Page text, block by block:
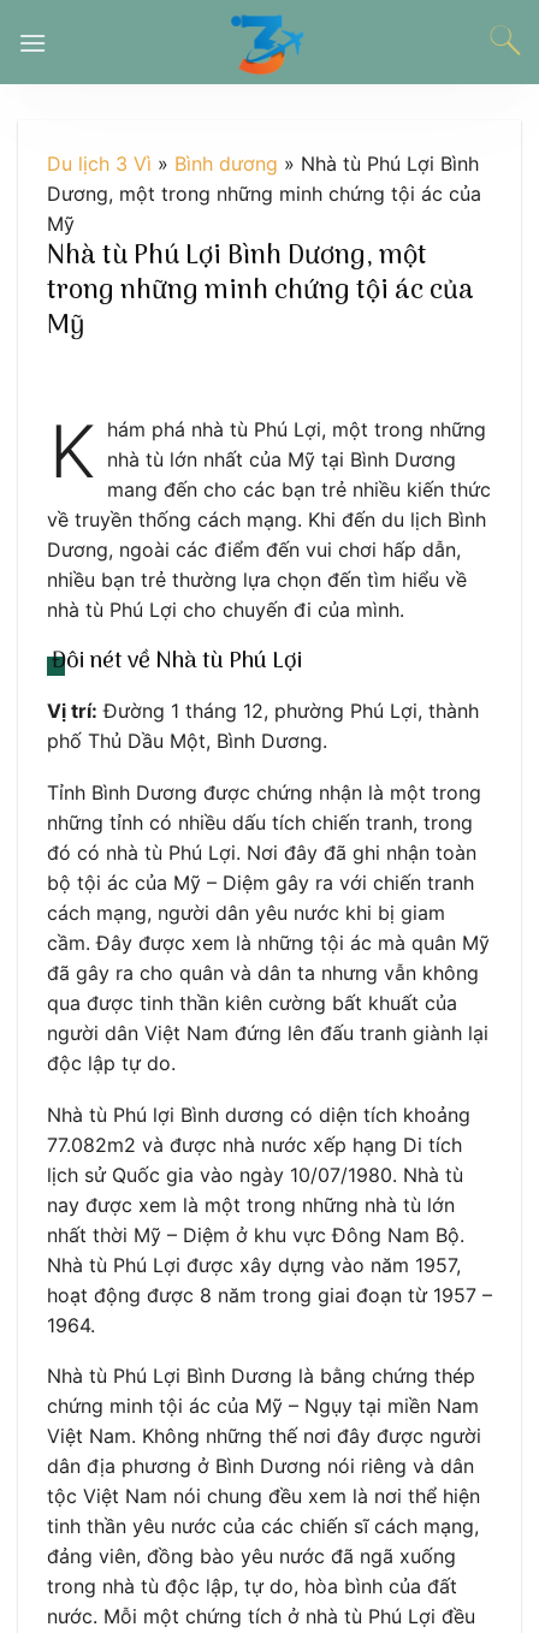
đến
Du lịch 3 Vì » Bình dương » Nhà tù Phú Lợi Bình
Dương, một trong những minh chứng tội ác của
Mỹ
Nhà tù Phú Lợi Bình Dương, một
trong những minh chứng tội ác của
Mỹ
K hám phá nhà tù Phú Lợi, một trong những
nhà tù lớn nhất của Mỹ tại Bình Dương
mang đến cho các bạn trẻ nhiều kiến thức
về truyền thống cách mạng. Khi đến du lịch Bình
Dương, ngoài các điểm đến vui chơi hấp dẫn,
nhiều bạn trẻ thường lựa chọn đến tìm hiểu về
nhà tù Phú Lợi cho chuyến đi của mình.
Đôi nét về Nhà tù Phú Lợi
Vị trí: Đường 1 tháng 12, phường Phú Lợi, thành
phố Thủ Dầu Một, Bình Dương.
Tỉnh Bình Dương được chứng nhận là một trong
những tỉnh có nhiều dấu tích chiến tranh, trong
đó có nhà tù Phú Lợi. Nơi đây đã ghi nhận toàn
bộ tội ác của Mỹ – Diệm gây ra với chiến tranh
cách mạng, người dân yêu nước khi bị giam
cầm. Đây được xem là những tội ác mà quân Mỹ
đã gây ra cho quân và dân ta nhưng vẫn không
qua được tinh thần kiên cường bất khuất của
người dân Việt Nam đứng lên đấu tranh giành lại
độc lập tự do.
Nhà tù Phú lợi Bình dương có diện tích khoảng
77.082m2 và được nhà nước xếp hạng Di tích
lịch sử Quốc gia vào ngày 10/07/1980. Nhà tù
nay được xem là một trong những nhà tù lớn
nhất thời Mỹ – Diệm ở khu vực Đông Nam Bộ.
Nhà tù Phú Lợi được xây dựng vào năm 1957,
hoạt động được 8 năm trong giai đoạn từ 1957 –
1964.
Nhà tù Phú Lợi Bình Dương là bằng chứng thép
chứng minh tội ác của Mỹ – Ngụy tại miền Nam
Việt Nam. Không những thế nơi đây được người
dân địa phương ở Bình Dương nói riêng và dân
tộc Việt Nam nói chung đều xem là nơi thể hiện
tinh thần yêu nước của các chiến sĩ cách mạng,
đảng viên, đồng bào yêu nước đã ngã xuống
trong nhà tù độc lập, tự do, hòa bình của đất
nước. Mỗi một chứng tích ở nhà tù Phú Lợi đều